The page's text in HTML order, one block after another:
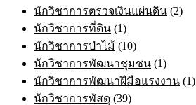
นักวิชาการตรวจเงินแผ่นดิน (2)
นักวิชาการที่ดิน (1)
นักวิชาการป่าไม้ (10)
นักวิชาการพัฒนาชุมชน (1)
นักวิชาการพัฒนาฝีมือแรงงาน (1)
นักวิชาการพัสดุ (39)